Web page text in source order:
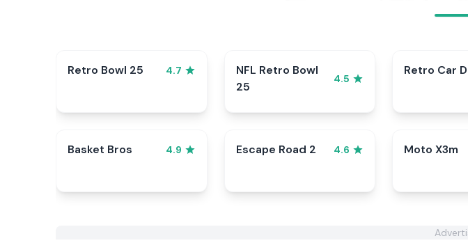
Retro Bowl 25 4.7
NFL Retro Bowl
25
4.5
Retro Car
Basket Bros 4.9 Escape Road 2 4.6 Moto X3m